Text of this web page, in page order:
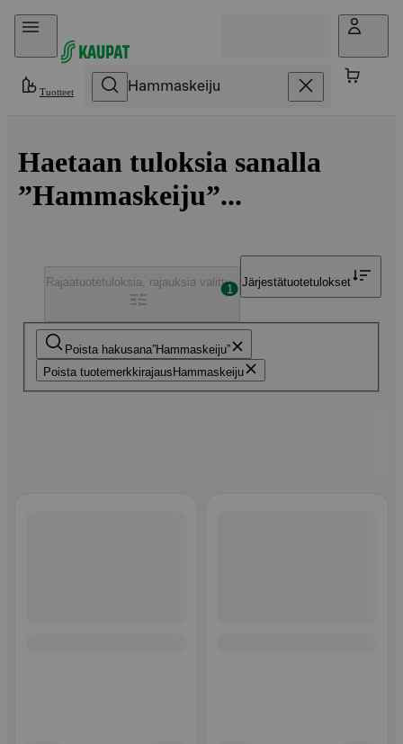
Hyppää sisältöön
Tuotteet
Haetaan tuloksia sanalla
”Hammaskeiju”...
Poista hakusana Hammaskeiju
Poista tuotemerkkirajaus Hammaskeiju
Rajaatuotetuloksia, rajauksia valittu
1
Järjestätuotetulokset